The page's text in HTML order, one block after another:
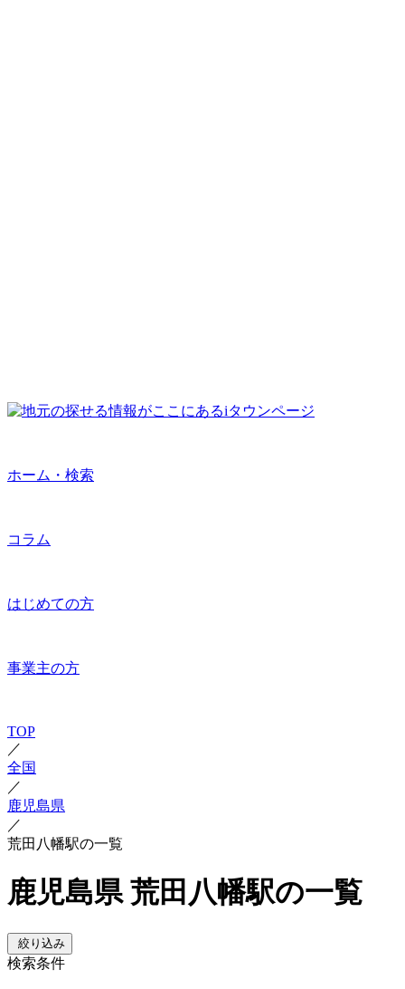
ホーム・検索
コラム
はじめての方
事業主の方
TOP
／
全国
／
鹿児島県
／
荒田八幡駅の一覧
鹿児島県 荒田八幡駅の一覧
絞り込み
検索条件